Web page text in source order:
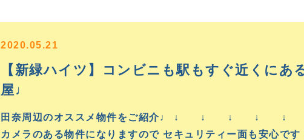
2020.05.21
【新緑ハイツ】コンビニも駅もすぐ近くにあ
屋♩
田奈周辺のオススメ物件をご紹介♩ ↓ ↓ ↓ ↓ ↓ ↓
カメラのある物件になりますので セキュリティー面も安心で